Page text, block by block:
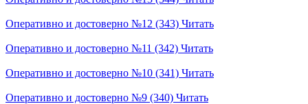
Оперативно и достоверно №12 (343) Читать
Оперативно и достоверно №11 (342) Читать
Оперативно и достоверно №10 (341) Читать
Оперативно и достоверно №9 (340) Читать